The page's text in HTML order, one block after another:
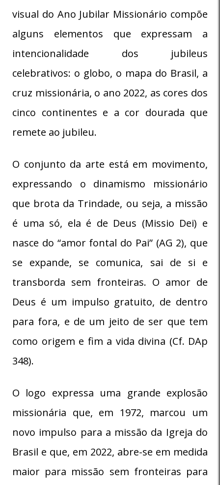
visual do Ano Jubilar Missionário compõe
alguns elementos que expressam a
intencionalidade dos jubileus
celebrativos: o globo, o mapa do Brasil, a
cruz missionária, o ano 2022, as cores dos
cinco continentes e a cor dourada que
remete ao jubileu.
O conjunto da arte está em movimento,
expressando o dinamismo missionário
que brota da Trindade, ou seja, a missão
é uma só, ela é de Deus (Missio Dei) e
nasce do “amor fontal do Pai” (AG 2), que
se expande, se comunica, sai de si e
transborda sem fronteiras. O amor de
Deus é um impulso gratuito, de dentro
para fora, e de um jeito de ser que tem
como origem e fim a vida divina (Cf. DAp
348).
O logo expressa uma grande explosão
missionária que, em 1972, marcou um
novo impulso para a missão da Igreja do
Brasil e que, em 2022, abre-se em medida
maior para missão sem fronteiras para